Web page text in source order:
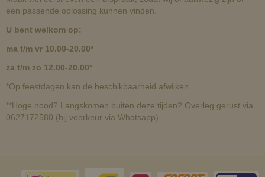
een passende oplossing kunnen vinden.
U bent welkom op:
ma t/m vr 10.00-20.00*
za t/m zo 12.00-20.00*
*Op feestdagen kan de beschikbaarheid afwijken.
**Hoge nood? Langskomen buiten deze tijden? Overleg gerust via
0627172580 (bij voorkeur via Whatsapp)